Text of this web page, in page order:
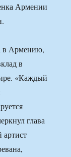
Армении
в Армению,
в
«Каждый
глава
артист